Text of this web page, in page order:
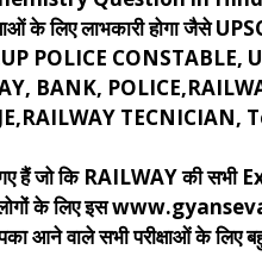
के लिए लाभकारी होगा जैसे
POLICE
BANK,
TECNICIAN,
हैं जो कि RAILWAY की सभी
के लिए इस
आने वाले सभी परीक्षाओं के लिए